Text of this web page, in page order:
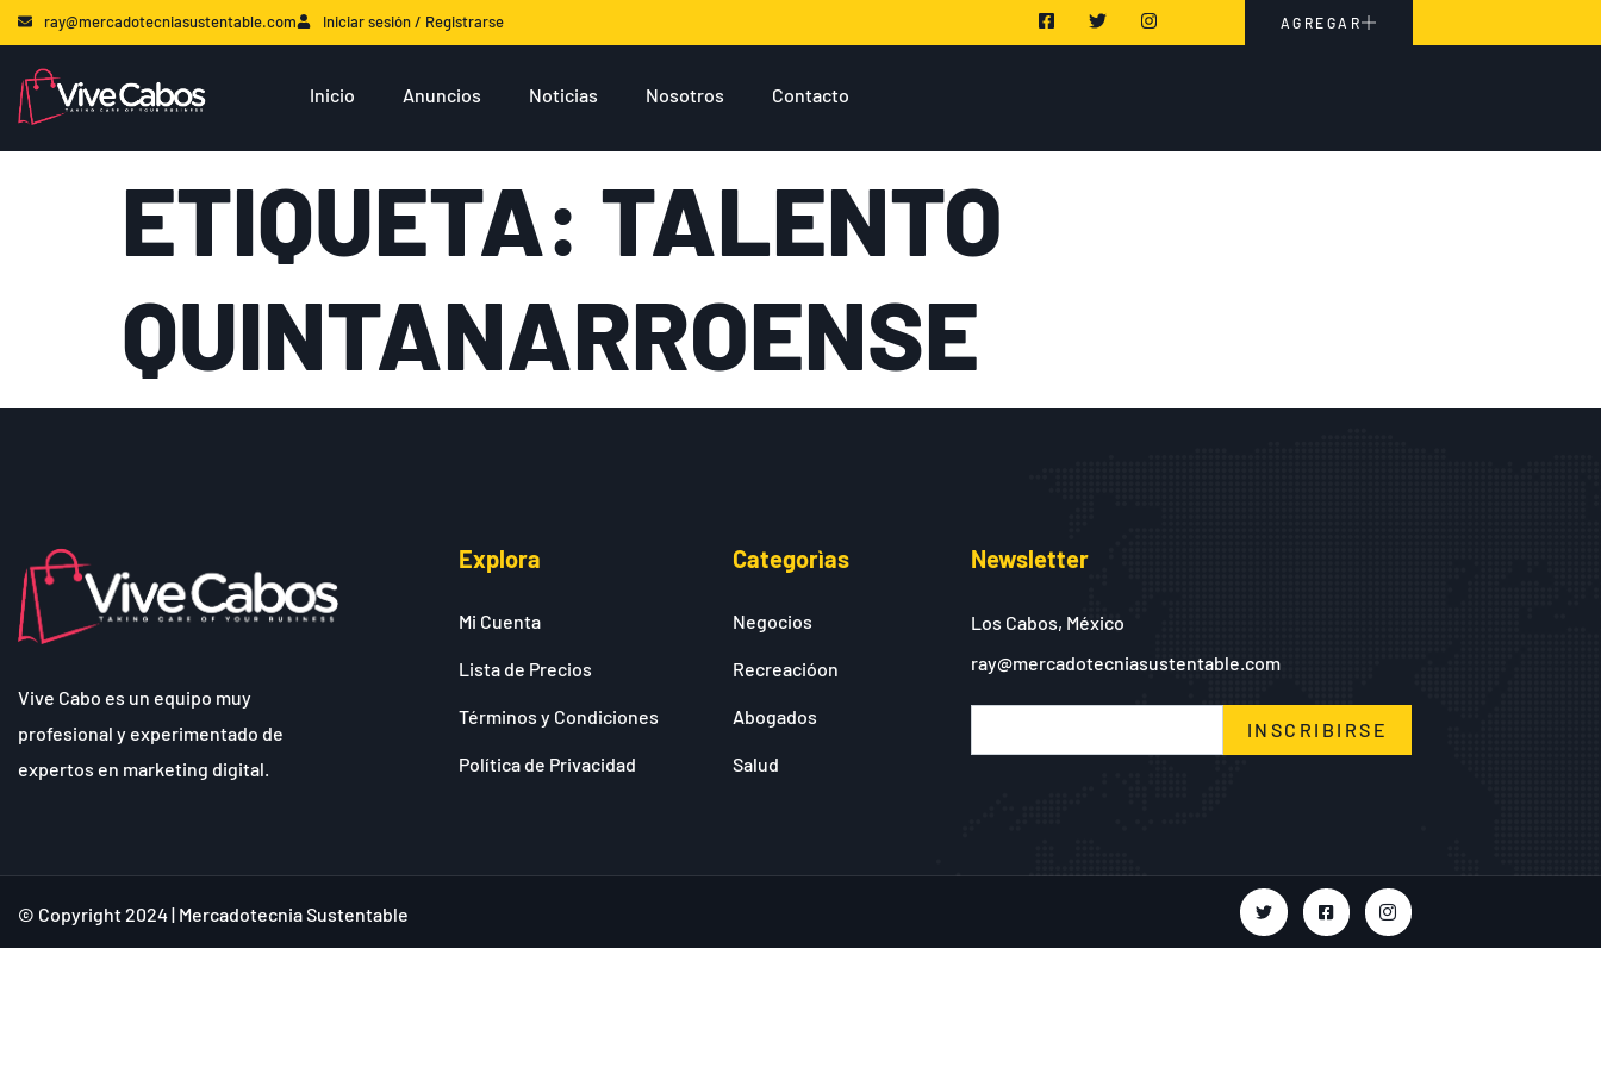
ray@mercadotecniasustentable.com Iniciar sesión / Registrarse AGREGAR
Inicio Anuncios Noticias Nosotros Contacto
ETIQUETA: TALENTO
QUINTANARROENSE
Vive Cabo es un equipo muy
profesional y experimentado de
expertos en marketing digital.
Explora
Mi Cuenta
Lista de Precios
Términos y Condiciones
Política de Privacidad
Categorìas
Negocios
Recreacióon
Abogados
Salud
Newsletter
Los Cabos, México
ray@mercadotecniasustentable.com
INSCRIBIRSE
© Copyright 2024 | Mercadotecnia Sustentable